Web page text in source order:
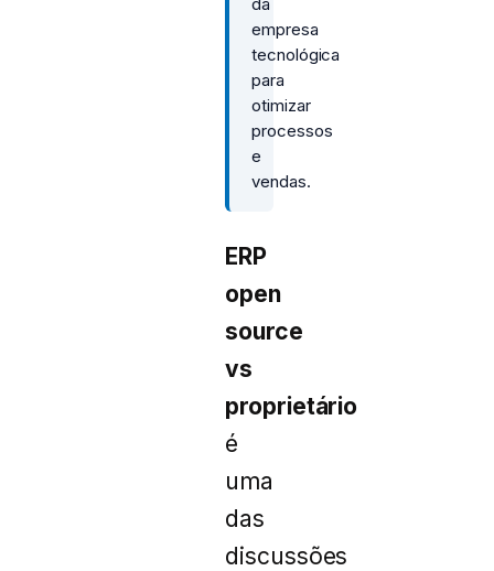
empresa
tecnológica
para
otimizar
processos
e
vendas.
ERP
open
source
vs
proprietário
é
uma
das
discussões